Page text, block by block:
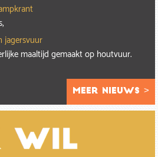
jagersvuur
maaltijd gemaakt op houtvuur.
meer nieuws >